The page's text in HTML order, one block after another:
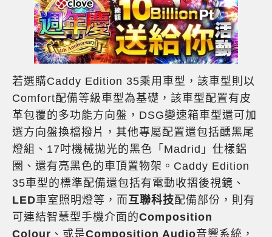
若選購Caddy Edition 35乘用車型，該車型則以
Comfort配備等級車型為基礎，該車型配置有皮
革包覆的多功能方向盤，DSG變速箱車型還可加
選方向盤換檔撥片，其他專屬配置還包括醺黑尾
燈組、17吋機械拋光的黑色「Madrid」仕樣鋁
圈、還有亮黑色的車頂置物架。Caddy Edition
35車型的標準配備還包括有電動收摺後視鏡、
LED車室照明燈等，而互聯科技配備部份，則有
可連結智慧型手機介面的Composition
Colour 、或是Composition Audio音響系統，